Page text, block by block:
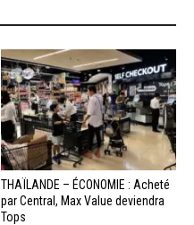
THAÏLANDE – ÉCONOMIE : Acheté
par Central, Max Value deviendra
Tops